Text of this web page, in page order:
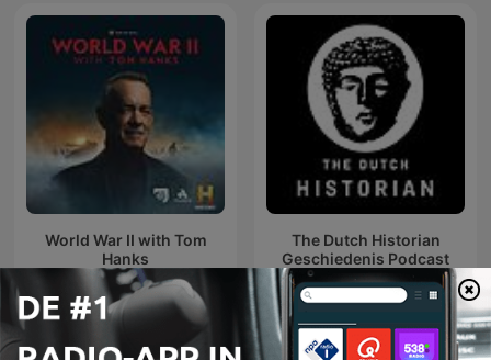
World War II with Tom
Hanks
The Dutch Historian
Geschiedenis Podcast